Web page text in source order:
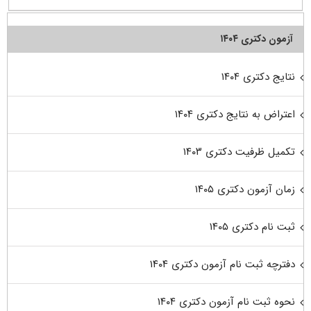
آزمون دکتری ۱۴۰۴
نتایج دکتری ۱۴۰۴
اعتراض به نتایج دکتری ۱۴۰۴
تکمیل ظرفیت دکتری ۱۴۰۳
زمان آزمون دکتری ۱۴۰۵
ثبت نام دکتری ۱۴۰۵
دفترچه ثبت نام آزمون دکتری ۱۴۰۴
نحوه ثبت نام آزمون دکتری ۱۴۰۴